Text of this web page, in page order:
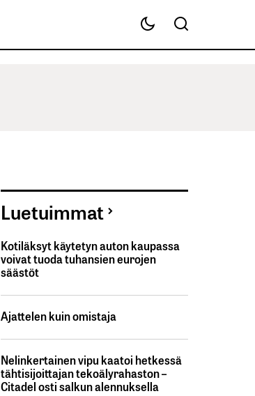
Luetuimmat
Kotiläksyt käytetyn auton kaupassa
voivat tuoda tuhansien eurojen
säästöt
Ajattelen kuin omistaja
Nelinkertainen vipu kaatoi hetkessä
tähtisijoittajan tekoälyrahaston –
Citadel osti salkun alennuksella